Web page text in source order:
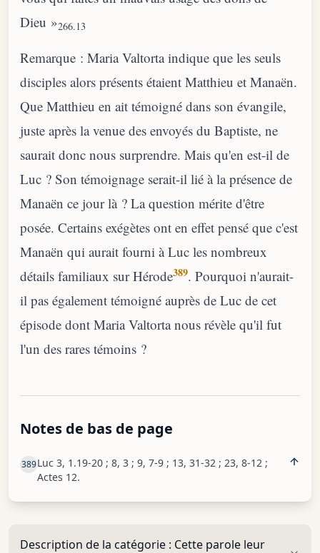
Dieu »266.13
Remarque : Maria Valtorta indique que les seuls
disciples alors présents étaient Matthieu et Manaën.
Que Matthieu en ait témoigné dans son évangile,
juste après la venue des envoyés du Baptiste, ne
saurait donc nous surprendre. Mais qu'en est-il de
Luc ? Son témoignage serait-il lié à la présence de
Manaën ce jour là ? La question mérite d'être
posée. Certains exégètes ont en effet pensé que c'est
Manaën qui aurait fourni à Luc les nombreux
détails familiaux sur Hérode389. Pourquoi n'aurait-
il pas également témoigné auprès de Luc de cet
épisode dont Maria Valtorta nous révèle qu'il fut
l'un des rares témoins ?
Notes de bas de page
389Luc 3, 1.19-20 ; 8, 3 ; 9, 7-9 ; 13, 31-32 ; 23, 8-12 ;
Actes 12.
Description de la catégorie : Cette parole leur